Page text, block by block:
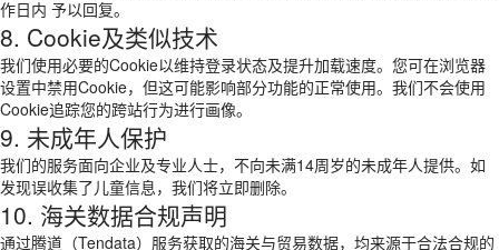
作日内 予以回复。
8. Cookie及类似技术
我们使用必要的Cookie以维持登录状态及提升加载速度。您可在浏览器
设置中禁用Cookie，但这可能影响部分功能的正常使用。我们不会使用
Cookie追踪您的跨站行为进行画像。
9. 未成年人保护
我们的服务面向企业及专业人士，不向未满14周岁的未成年人提供。如
发现误收集了儿童信息，我们将立即删除。
10. 海关数据合规声明
通过腾道（Tendata）服务获取的海关与贸易数据，均来源于合法合规的